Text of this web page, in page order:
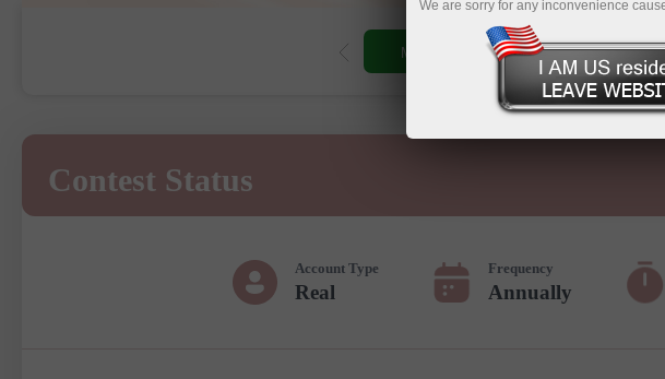
Mở tài khoản giao dịch
Contest Status
Account Type
Real
Frequency
Annually
We are sorry for any inconvenience